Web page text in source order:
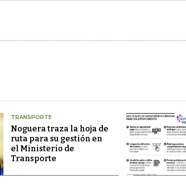
TRANSPORTE
Noguera traza la hoja de
ruta para su gestión en
el Ministerio de
Transporte